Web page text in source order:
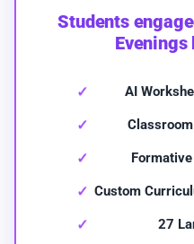
Students
Evenings
AI
Custom
27